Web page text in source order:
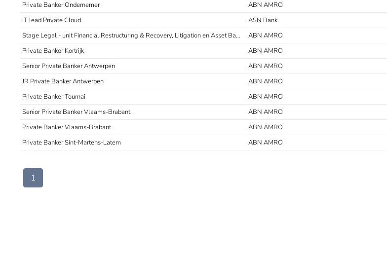
Private Banker Ondernemer
ABN AMRO
IT lead Private Cloud
ASN Bank
Stage Legal - unit Financial Restructuring & Recovery, Litigation en Asset Based Finance
ABN AMRO
Private Banker Kortrijk
ABN AMRO
Senior Private Banker Antwerpen
ABN AMRO
JR Private Banker Antwerpen
ABN AMRO
Private Banker Tournai
ABN AMRO
Senior Private Banker Vlaams-Brabant
ABN AMRO
Private Banker Vlaams-Brabant
ABN AMRO
Private Banker Sint-Martens-Latem
ABN AMRO
1